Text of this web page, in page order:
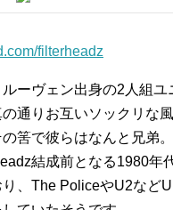
filterheadz
ーヴェン出身の2人組ユ
通りお互いソックリな
筈で彼らはなんと兄弟。
結成前となる1980年
、The PoliceやU2など